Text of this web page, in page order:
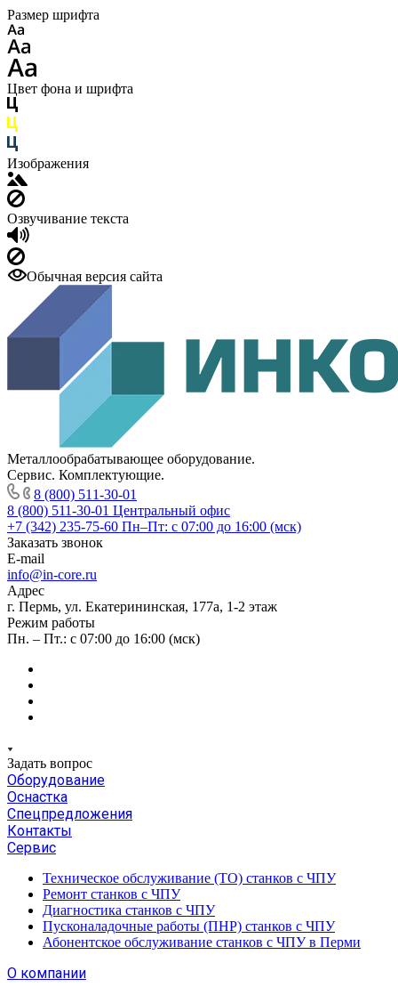
Размер шрифта
Цвет фона и шрифта
Изображения
Озвучивание текста
Обычная версия сайта
Металлообрабатывающее оборудование.
Сервис. Комплектующие.
8 (800) 511-30-01
8 (800) 511-30-01 Центральный офис
+7 (342) 235-75-60 Пн–Пт: с 07:00 до 16:00 (мск)
Заказать звонок
E-mail
info@in-core.ru
Адрес
г. Пермь, ул. ​Екатерининская, 177а, ​1-2 этаж
Режим работы
Пн. – Пт.: с 07:00 до 16:00 (мск)
Задать вопрос
Оборудование
Оснастка
Спецпредложения
Контакты
Сервис
Техническое обслуживание (ТО) станков с ЧПУ
Ремонт станков с ЧПУ
Диагностика станков с ЧПУ
Пусконаладочные работы (ПНР) станков с ЧПУ
Абонентское обслуживание станков с ЧПУ в Перми
О компании